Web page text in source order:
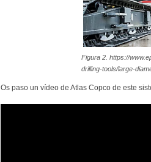
Figura 2. https://
drilling-tools/large-
Os paso un vídeo de Atlas Copco de este